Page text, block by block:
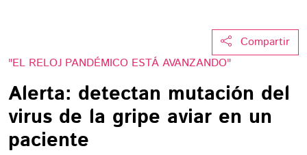
Compartir
"EL RELOJ PANDÉMICO ESTÁ AVANZANDO"
Alerta: detectan mutación del
virus de la gripe aviar en un
paciente